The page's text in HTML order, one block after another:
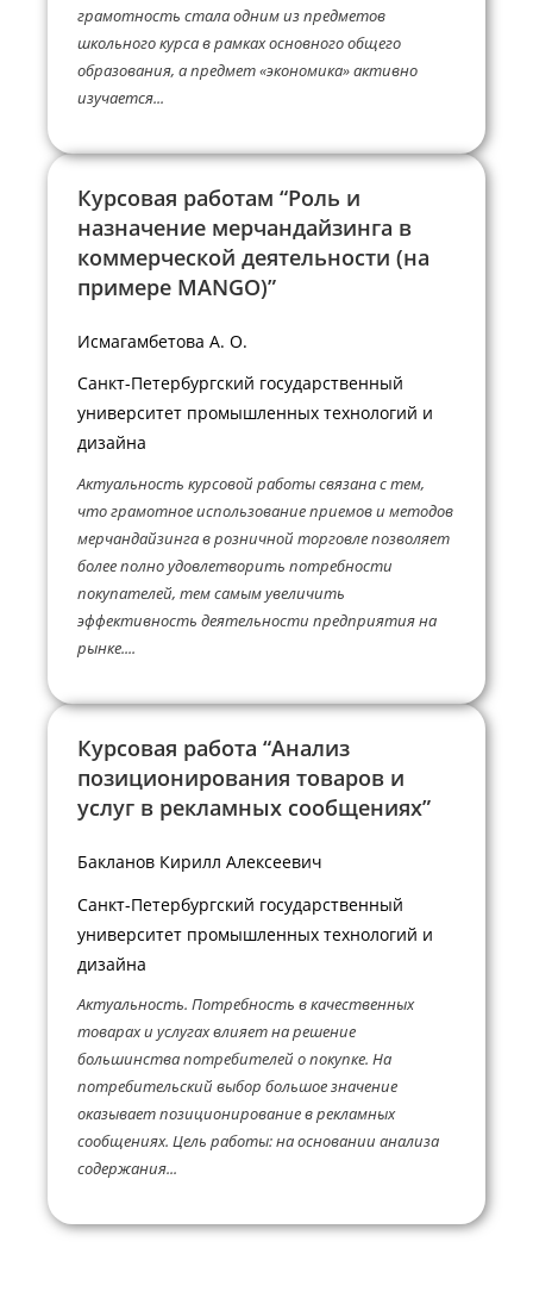
грамотность стала одним из предметов
школьного курса в рамках основного общего
образования, а предмет «экономика» активно
изучается...
Курсовая работам “Роль и
назначение мерчандайзинга в
коммерческой деятельности (на
примере MANGO)”
Исмагамбетова А. О.
Санкт-Петербургский государственный
университет промышленных технологий и
дизайна
Актуальность курсовой работы связана с тем,
что грамотное использование приемов и методов
мерчандайзинга в розничной торговле позволяет
более полно удовлетворить потребности
покупателей, тем самым увеличить
эффективность деятельности предприятия на
рынке....
Курсовая работа “Анализ
позиционирования товаров и
услуг в рекламных сообщениях”
Бакланов Кирилл Алексеевич
Санкт-Петербургский государственный
университет промышленных технологий и
дизайна
Актуальность. Потребность в качественных
товарах и услугах влияет на решение
большинства потребителей о покупке. На
потребительский выбор большое значение
оказывает позиционирование в рекламных
сообщениях. Цель работы: на основании анализа
содержания...